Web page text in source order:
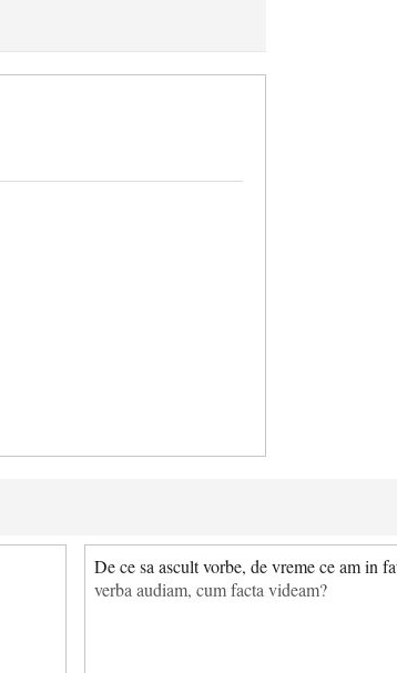
De ce sa ascult vorbe, de vreme ce am in
verba audiam, cum facta videam?